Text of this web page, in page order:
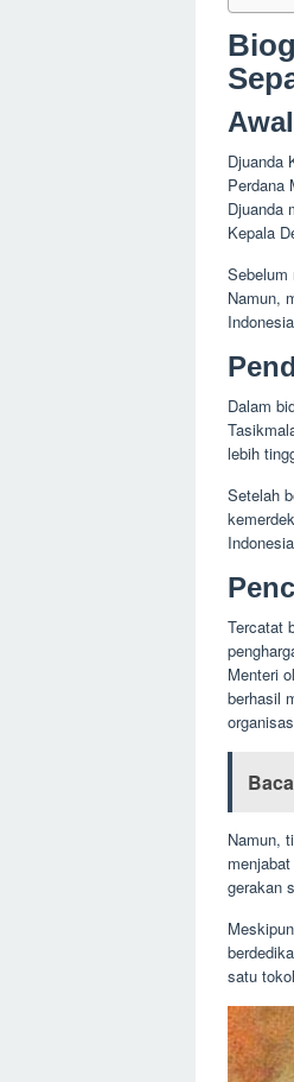
Djuanda
Perdana
Djuanda
Kepala
Sebelum
Namun,
Dalam
lebih
Setelah
Tercatat
Menteri
berhasil
Namun,
gerakan
satu